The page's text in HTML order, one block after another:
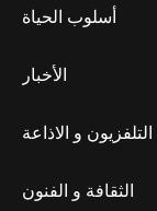
أسلوب الحياة
الأخبار
التلفزيون و الاذاعة
الثقافة و الفنون